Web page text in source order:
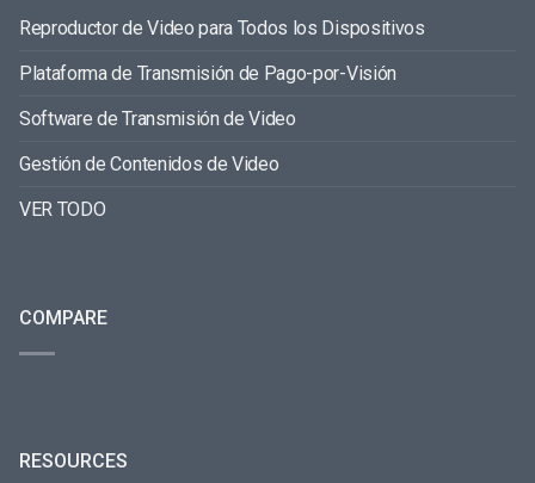
Reproductor de Video para Todos los Dispositivos
Plataforma de Transmisión de Pago-por-Visión
Software de Transmisión de Video
Gestión de Contenidos de Video
VER TODO
COMPARE
RESOURCES